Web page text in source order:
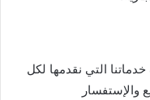
التي نقدمها لكل
والإستفسار